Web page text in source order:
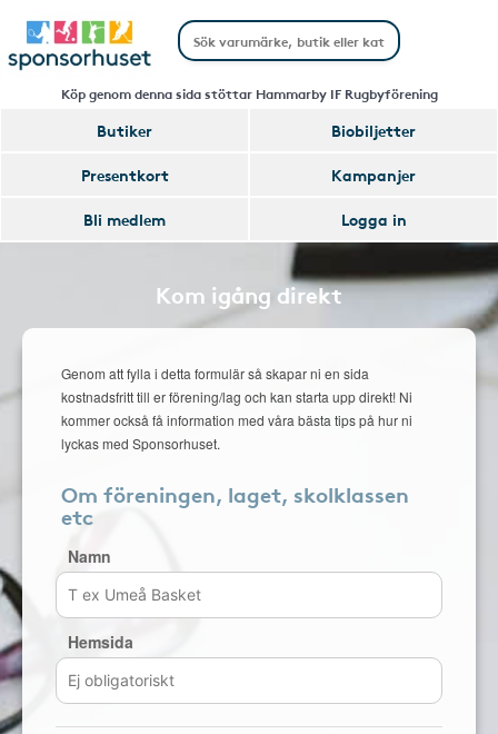
Köp genom denna sida stöttar Hammarby IF Rugbyförening
Butiker
Biobiljetter
Presentkort
Kampanjer
Bli medlem
Logga in
Kom igång direkt
Genom att fylla i detta formulär så skapar ni en sida
kostnadsfritt till er förening/lag och kan starta upp direkt! Ni
kommer också få information med våra bästa tips på hur ni
lyckas med Sponsorhuset.
Om föreningen, laget, skolklassen
etc
Namn
Hemsida